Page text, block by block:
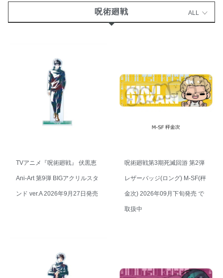
呪術廻戦 ALL
TVアニメ『呪術廻戦』 伏黒恵
Ani-Art 第9弾 BIGアクリルスタ
ンド ver.A 2026年9月27日発売
呪術廻戦第3期死滅回游 第2弾
レザーバッジ(ロング) M-SF(秤
金次) 2026年09月下旬発売 で
取扱中